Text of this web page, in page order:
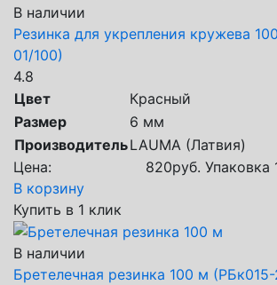
В наличии
Резинка для укрепления кружева
01/100)
4.8
Цвет
Красный
Размер
6 мм
ПроизводительLAUMA (Латвия)
Цена:
820руб. Упаковка
В корзину
Купить в 1 клик
В наличии
Бретелечная резинка 100 м